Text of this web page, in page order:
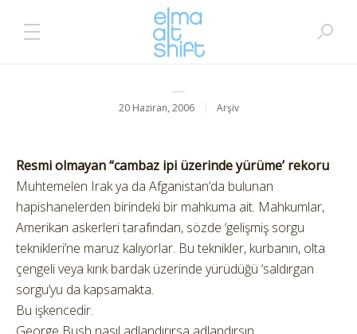
20 Haziran, 2006 Arşiv
Resmi olmayan “cambaz ipi üzerinde yürüme’ rekoru
Muhtemelen Irak ya da Afganistan’da bulunan
hapishanelerden birindeki bir mahkuma ait. Mahkumlar,
Amerikan askerleri tarafından, sözde ‘gelişmiş sorgu
teknikleri’ne maruz kalıyorlar. Bu teknikler, kurbanın, olta
çengeli veya kırık bardak üzerinde yürüdüğü ‘saldırgan
sorgu’yu da kapsamakta.
Bu işkencedir.